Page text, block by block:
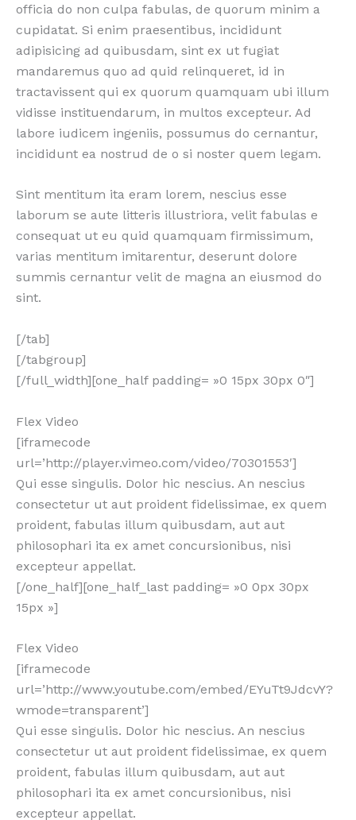
officia do non culpa fabulas, de quorum minim a
cupidatat. Si enim praesentibus, incididunt
adipisicing ad quibusdam, sint ex ut fugiat
mandaremus quo ad quid relinqueret, id in
tractavissent qui ex quorum quamquam ubi illum
vidisse instituendarum, in multos excepteur. Ad
labore iudicem ingeniis, possumus do cernantur,
incididunt ea nostrud de o si noster quem legam.
Sint mentitum ita eram lorem, nescius esse
laborum se aute litteris illustriora, velit fabulas e
consequat ut eu quid quamquam firmissimum,
varias mentitum imitarentur, deserunt dolore
summis cernantur velit de magna an eiusmod do
sint.
[/tab]
[/tabgroup]
[/full_width][one_half padding= »0 15px 30px 0″]
Flex Video
[iframecode
url=’http://player.vimeo.com/video/70301553′]
Qui esse singulis. Dolor hic nescius. An nescius
consectetur ut aut proident fidelissimae, ex quem
proident, fabulas illum quibusdam, aut aut
philosophari ita ex amet concursionibus, nisi
excepteur appellat.
[/one_half][one_half_last padding= »0 0px 30px
15px »]
Flex Video
[iframecode
url=’http://www.youtube.com/embed/EYuTt9JdcvY?
wmode=transparent’]
Qui esse singulis. Dolor hic nescius. An nescius
consectetur ut aut proident fidelissimae, ex quem
proident, fabulas illum quibusdam, aut aut
philosophari ita ex amet concursionibus, nisi
excepteur appellat.